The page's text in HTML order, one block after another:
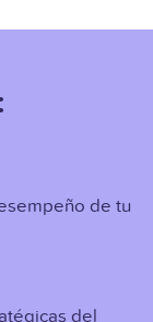
de tu
del